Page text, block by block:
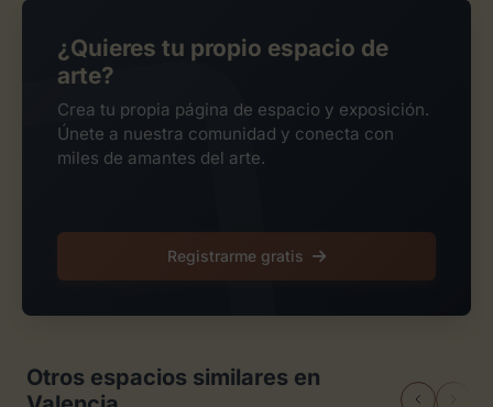
¿Quieres tu propio espacio de
arte?
Crea tu propia página de espacio y exposición.
Únete a nuestra comunidad y conecta con
miles de amantes del arte.
Registrarme gratis
Otros espacios similares en